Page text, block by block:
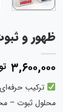
ظهور و
۳,۶۰۰,۰۰۰
ترکیب
محلول ثبوت –